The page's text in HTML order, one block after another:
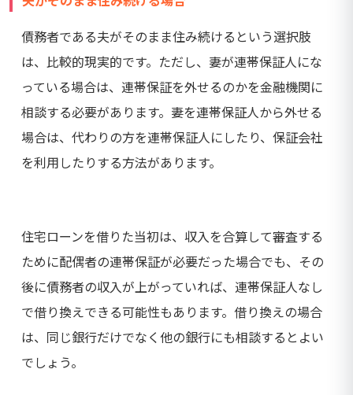
債務者である夫がそのまま住み続けるという選択肢
は、比較的現実的です。ただし、妻が連帯保証人にな
っている場合は、連帯保証を外せるのかを金融機関に
相談する必要があります。妻を連帯保証人から外せる
場合は、代わりの方を連帯保証人にしたり、保証会社
を利用したりする方法があります。
住宅ローンを借りた当初は、収入を合算して審査する
ために配偶者の連帯保証が必要だった場合でも、その
後に債務者の収入が上がっていれば、連帯保証人なし
で借り換えできる可能性もあります。借り換えの場合
は、同じ銀行だけでなく他の銀行にも相談するとよい
でしょう。